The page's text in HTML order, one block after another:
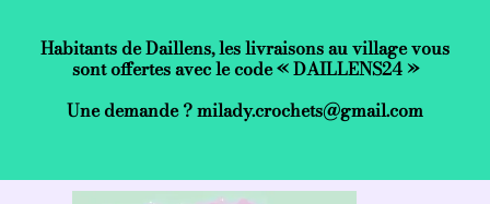
Habitants de Daillens, les livraisons au village vous
sont offertes avec le code « DAILLENS24 »
Une demande ? milady.crochets@gmail.com